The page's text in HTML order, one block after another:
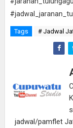
Tags # Jadwal
jadwal/pamflet